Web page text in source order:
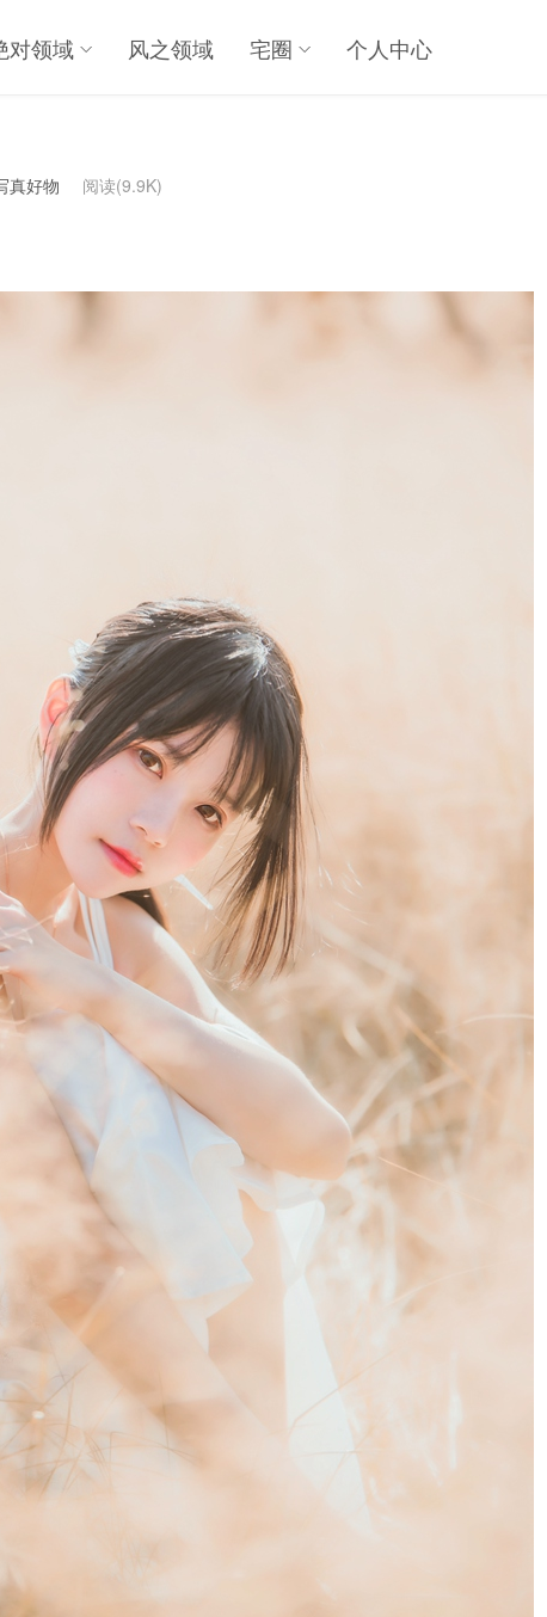
对领域 风之领域 宅圈 个人中心
真好物 阅读(9.9K)